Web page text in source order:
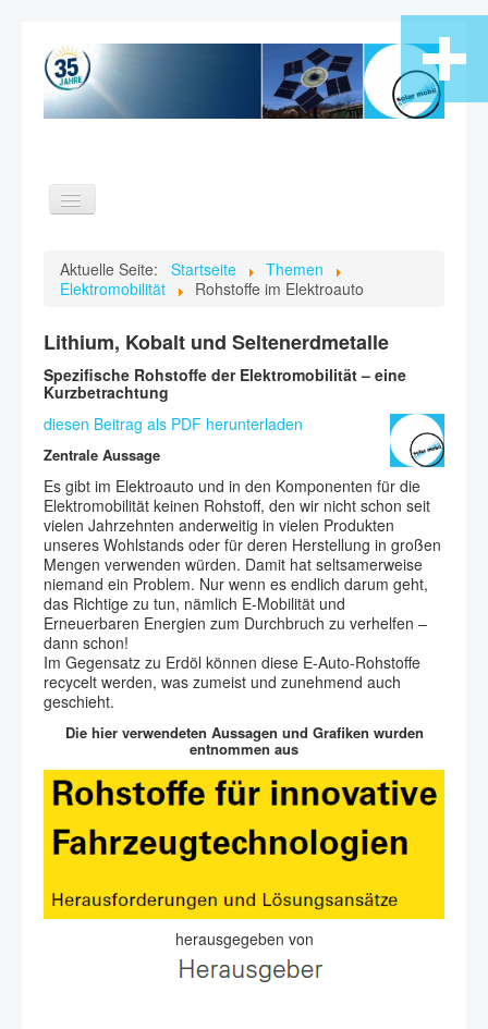
Toggle
Navigation
Themen
Videos
Kontakt
Suche
Aktuelle Seite: Startseite
Themen
Elektromobilität
Rohstoffe im Elektroauto
Lithium, Kobalt und Seltenerdmetalle
Spezifische Rohstoffe der Elektromobilität – eine
Kurzbetrachtung
diesen Beitrag als PDF herunterladen
Zentrale Aussage
Es gibt im Elektroauto und in den Komponenten für die
Elektromobilität keinen Rohstoff, den wir nicht schon seit
vielen Jahrzehnten anderweitig in vielen Produkten
unseres Wohlstands oder für deren Herstellung in großen
Mengen verwenden würden. Damit hat seltsamerweise
niemand ein Problem. Nur wenn es endlich darum geht,
das Richtige zu tun, nämlich E-Mobilität und
Erneuerbaren Energien zum Durchbruch zu verhelfen –
dann schon!
Im Gegensatz zu Erdöl können diese E-Auto-Rohstoffe
recycelt werden, was zumeist und zunehmend auch
geschieht.
Die hier verwendeten Aussagen und Grafiken wurden
entnommen aus
herausgegeben von